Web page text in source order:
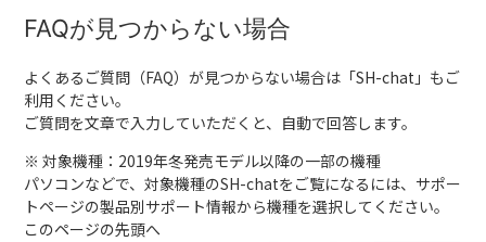
FAQが見つからない場合
よくあるご質問（FAQ）が見つからない場合は「SH-chat 」もご
利用ください。
ご質問を文章で入力していただくと、自動で回答します。
※ 対象機種：2019年冬発売モデル以降の一部の機種
パソコンなどで、対象機種のSH-chatをご覧になるには、サポー
トページの製品別サポート情報から機種を選択してください。
このページの先頭へ